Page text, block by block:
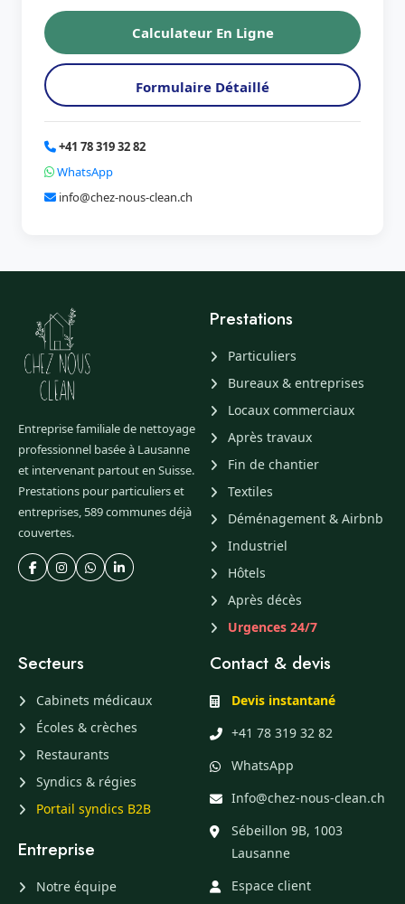
Calculateur En Ligne
Formulaire Détaillé
+41 78 319 32 82
WhatsApp
info@chez-nous-clean.ch
Entreprise familiale de nettoyage
professionnel basée à Lausanne
et intervenant partout en Suisse.
Prestations pour particuliers et
entreprises, 589 communes déjà
couvertes.
Prestations
Particuliers
Bureaux & entreprises
Locaux commerciaux
Après travaux
Fin de chantier
Textiles
Déménagement & Airbnb
Industriel
Hôtels
Après décès
Urgences 24/7
Secteurs
Cabinets médicaux
Écoles & crèches
Restaurants
Syndics & régies
Portail syndics B2B
Entreprise
Notre équipe
Contact & devis
Devis instantané
+41 78 319 32 82
WhatsApp
Info@chez-nous-clean.ch
Sébeillon 9B, 1003
Lausanne
Espace client